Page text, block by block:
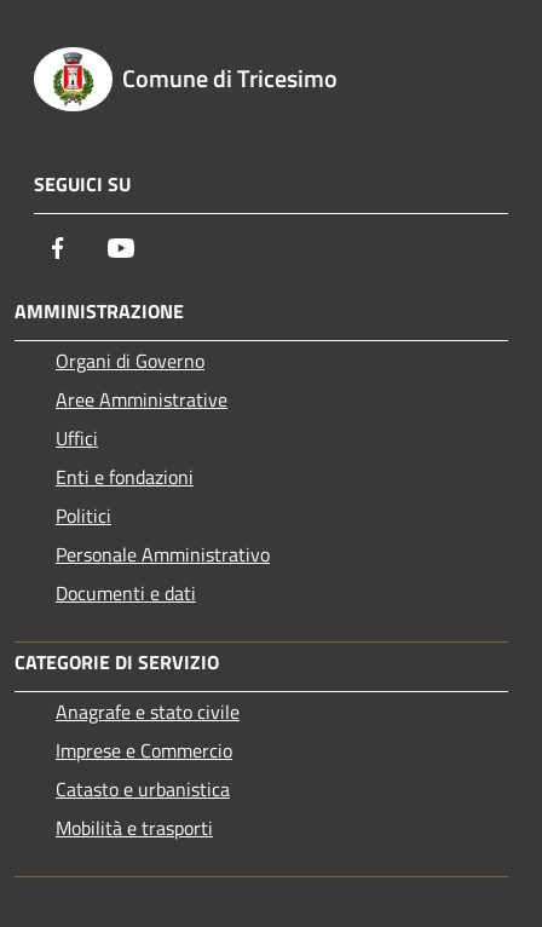
Comune di Tricesimo
SEGUICI SU
Facebook
AMMINISTRAZIONE
Organi di Governo
Aree Amministrative
Uffici
Enti e fondazioni
Politici
Personale Amministrativo
Documenti e dati
CATEGORIE DI SERVIZIO
Anagrafe e stato civile
Imprese e Commercio
Catasto e urbanistica
Mobilità e trasporti